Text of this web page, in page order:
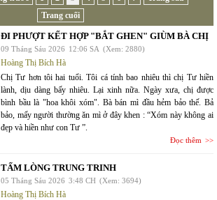
Trang cuối
ĐI PHƯỢT KẾT HỢP "BẮT GHEN" GIÙM BÀ CHỊ
09 Tháng Sáu 2026 12:06 SA (Xem: 2880)
Hoàng Thị Bích Hà
Chị Tư hơn tôi hai tuổi. Tôi cá tính bao nhiêu thì chị Tư hiền
lành, dịu dàng bấy nhiêu. Lại xinh nữa. Ngày xưa, chị được
bình bầu là "hoa khôi xóm". Bà bán mì đầu hẻm bảo thế. Bả
bảo, mấy người thường ăn mì ở đây khen : “Xóm này không ai
đẹp và hiền như con Tư ”.
Đọc thêm
TẤM LÒNG TRUNG TRINH
05 Tháng Sáu 2026 3:48 CH (Xem: 3694)
Hoàng Thị Bích Hà